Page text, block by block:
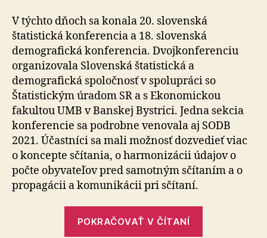
V týchto dňoch sa konala 20. slovenská
štatistická konferencia a 18. slovenská
demografická konferencia. Dvojkonferenciu
organizovala Slovenská štatistická a
demografická spoločnosť v spolupráci so
Štatistickým úradom SR a s Ekonomickou
fakultou UMB v Banskej Bystrici. Jedna sekcia
konferencie sa podrobne venovala aj SODB
2021. Účastníci sa mali možnosť dozvedieť viac
o koncepte sčítania, o harmonizácii údajov o
počte obyvateľov pred samotným sčítaním a o
propagácii a komunikácii pri sčítaní.
POKRAČOVAŤ V ČÍTANÍ